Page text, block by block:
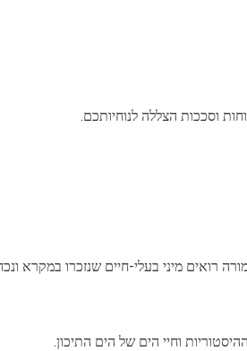
וסככות הצללה לנוחיותכם.
וחיי הים של הים התיכון.